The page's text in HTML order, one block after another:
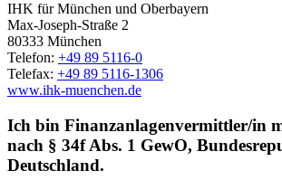
IHK für München und Oberbayern
Max-Joseph-Straße 2
80333 München
Telefon: +49 89 5116-0
Telefax: +49 89 5116-1306
www.ihk-muenchen.de
Ich bin Finanzanlagenvermittler/in
nach § 34f Abs. 1 GewO,
Deutschland.